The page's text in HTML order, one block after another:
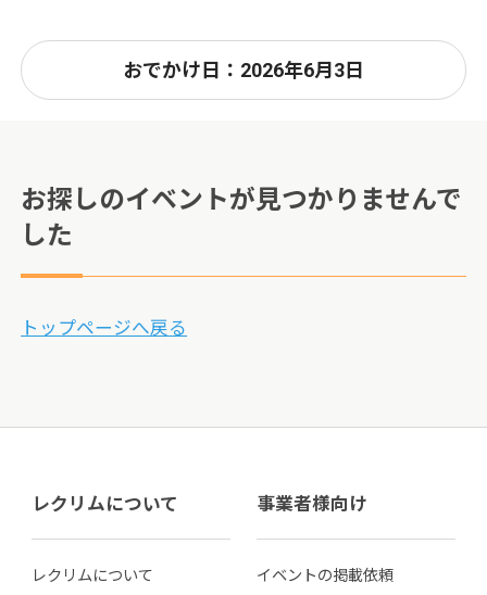
おでかけ日：2026年6月3日
お探しのイベントが見つかりませんで
した
トップページへ戻る
レクリムについて
レクリムについて
事業者様向け
イベントの掲載依頼